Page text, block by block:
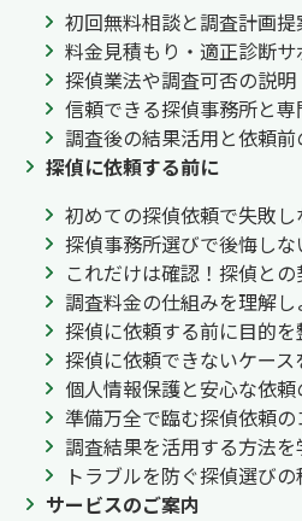
初回無料相談と調査計画提
料金見積もり・適正診断サ
探偵業法や調査可否の説明
信頼できる探偵事務所と
調査後の結果活用と依頼
探偵に依頼する前に
初めての探偵依頼で失敗
探偵事務所選びで後悔しな
これだけは確認！探偵と
調査料金の仕組みを理解し
探偵に依頼する前に目的を
探偵に依頼できないケース
個人情報保護と安心な依頼
準備万全で臨む探偵依頼の
調査結果を活用する方法を
トラブルを防ぐ探偵選び
サービスのご案内